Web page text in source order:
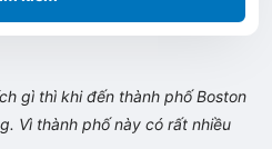
gì thì khi đến thành phố Boston
Vì thành phố này có rất nhiều